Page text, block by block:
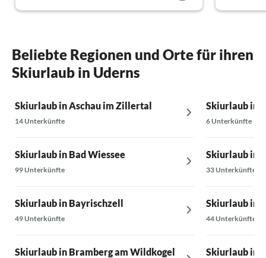
Herzlichen Dank!
Beliebte Regionen und Orte für ihren
Skiurlaub in Uderns
Skiurlaub in Aschau im Zillertal
14 Unterkünfte
Skiurlaub in Bad Wiessee
99 Unterkünfte
Skiurlaub in Bayrischzell
49 Unterkünfte
Skiurlaub in Bramberg am Wildkogel
Skiurlaub in
6 Unterkünfte
Skiurlaub in
33 Unterkünfte
Skiurlaub in
44 Unterkünfte
Skiurlaub in